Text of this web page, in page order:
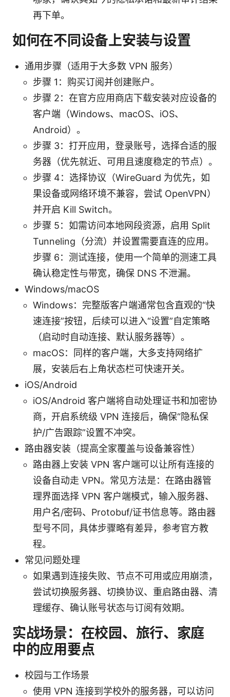
再下单。
如何在不同设备上安装与设置
通用步骤（适用于大多数 VPN 服务）
步骤 1：购买订阅并创建账户。
步骤 2：在官方应用商店下载安装对应设备的
客户端（Windows、macOS、iOS、
Android）。
步骤 3：打开应用，登录账号，选择合适的服
务器（优先就近、可用且速度稳定的节点）。
步骤 4：选择协议（WireGuard 为优先，如
果设备或网络环境不兼容，尝试 OpenVPN）
并开启 Kill Switch。
步骤 5：如需访问本地网段资源，启用 Split
Tunneling（分流）并设置需要直连的应用。
步骤 6：测试连接，使用一个简单的测速工具
确认稳定性与带宽，确保 DNS 不泄漏。
Windows/macOS
Windows：完整版客户端通常包含直观的“快
速连接”按钮，后续可以进入“设置”自定策略
（启动时自动连接、默认服务器等）。
macOS：同样的客户端，大多支持网络扩
展，安装后右上角状态栏可快速开关。
iOS/Android
iOS/Android 客户端将自动处理证书和加密协
商，开启系统级 VPN 连接后，确保“隐私保
护/广告跟踪”设置不冲突。
路由器安装（提高全家覆盖与设备兼容性）
路由器上安装 VPN 客户端可以让所有连接的
设备自动走 VPN。常见方法是：在路由器管
理界面选择 VPN 客户端模式，输入服务器、
用户名/密码、Protobuf/证书信息等。路由器
型号不同，具体步骤略有差异，参考官方教
程。
常见问题处理
如果遇到连接失败、节点不可用或应用崩溃，
尝试切换服务器、切换协议、重启路由器、清
理缓存、确认账号状态与订阅有效期。
实战场景：在校园、旅行、家庭
中的应用要点
校园与工作场景
使用 VPN 连接到学校外的服务器，可以访问